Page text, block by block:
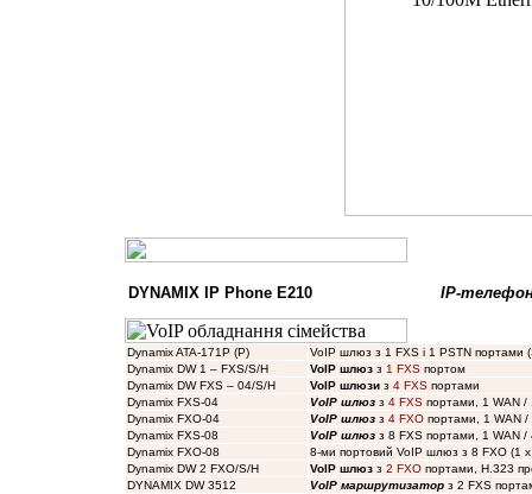
DYNAMIX IP Phone E210 IP-
Dynamix ATA-171P (P)
VoIP шлюз з 1 FXS і 1 PSTN портами
Dynamix DW 1 – FXS/S/H
VoIP шлюз з 1 FXS портом
Dynamix DW FXS – 04/S/H
VoIP шлюзи з 4 FXS портами
Dynamix FXS-04
VoIP шлюз з 4 FXS портами, 1 WAN /
Dynamix FXO-04
VoIP шлюз з 4 FXO портами, 1 WAN /
Dynamix FXS-08
VoIP шлюз з 8 FXS портами, 1 WAN /
Dynamix FXO-08
8-ми портовий VoIP шлюз з 8 FXO (1
Dynamix DW 2 FXO/S/H
VoIP шлюз з 2 FXO портами, H.323
DYNAMIX DW 3512
VoIP маршрутизатор з 2 FXS